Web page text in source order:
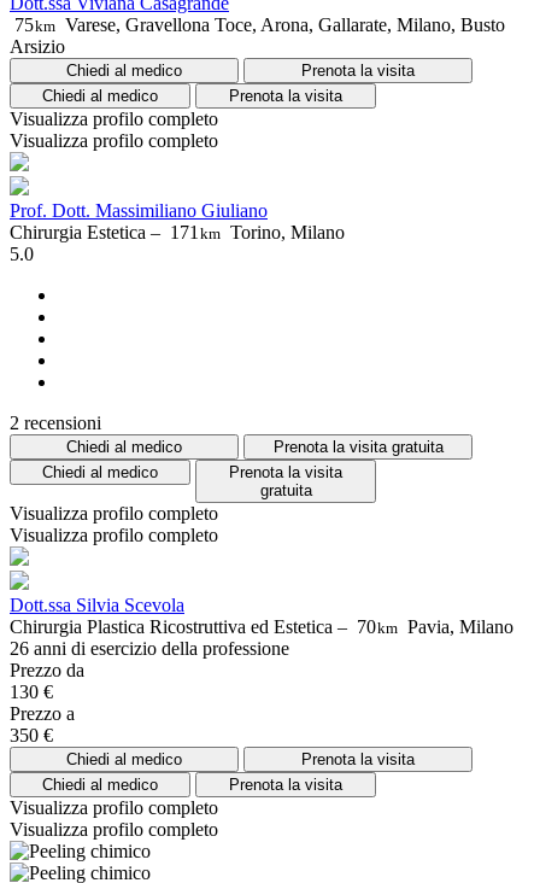
75km Varese, Gravellona Toce, Arona, Gallarate, Milano, Busto
Arsizio
Chiedi al medico
Prenota la visita
Chiedi al medico
Prenota la visita
Visualizza profilo completo
Visualizza profilo completo
Prof. Dott. Massimiliano Giuliano
Chirurgia Estetica – 171km Torino, Milano
5.0
2 recensioni
Chiedi al medico
Prenota la visita gratuita
Chiedi al medico
Prenota la visita
gratuita
Visualizza profilo completo
Visualizza profilo completo
Dott.ssa Silvia Scevola
Chirurgia Plastica Ricostruttiva ed Estetica – 70km Pavia, Milano
26 anni di esercizio della professione
Prezzo da
130 €
Prezzo a
350 €
Chiedi al medico
Prenota la visita
Chiedi al medico
Prenota la visita
Visualizza profilo completo
Visualizza profilo completo